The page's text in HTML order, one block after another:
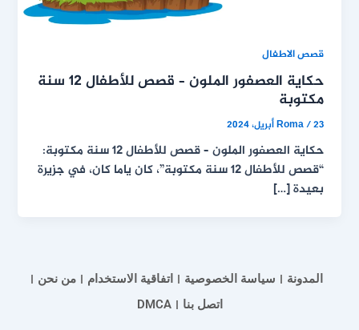
قصص الاطفال
حكاية العصفور الملون – قصص للأطفال 12 سنة
مكتوبة
Roma/23 أبريل، 2024
حكاية العصفور الملون – قصص للأطفال 12 سنة مكتوبة:
“قصص للأطفال 12 سنة مكتوبة”، كان ياما كان، في جزيرة
بعيدة […]
المدونة سياسة الخصوصية اتفاقية الاستخدام
من نحن
اتصل بنا
DMCA